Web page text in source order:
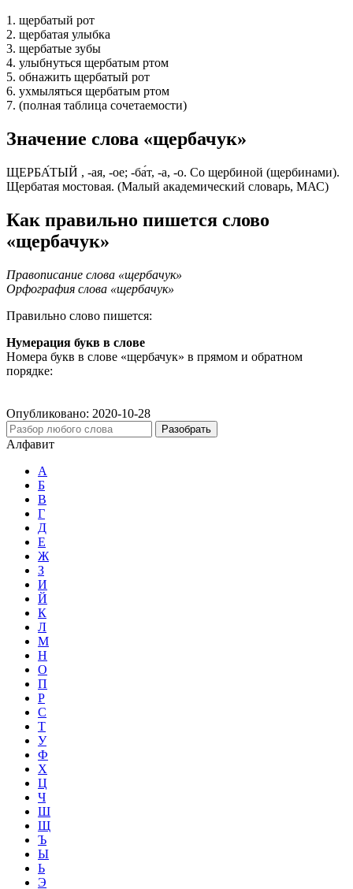
1. щербатый рот
2. щербатая улыбка
3. щербатые зубы
4. улыбнуться щербатым ртом
5. обнажить щербатый рот
6. ухмыляться щербатым ртом
7. (полная таблица сочетаемости)
Значение слова «щербачук»
ЩЕРБА́ТЫЙ , -ая, -ое; -ба́т, -а, -о. Со щербиной (щербинами).
Щербатая мостовая. (Малый академический словарь, МАС)
Как правильно пишется слово
«щербачук»
Правописание слова «щербачук»
Орфография слова «щербачук»
Правильно слово пишется:
Нумерация букв в слове
Номера букв в слове «щербачук» в прямом и обратном
порядке:
Опубликовано: 2020-10-28
Разобрать
Алфавит
А
Б
В
Г
Д
Е
Ж
З
И
Й
К
Л
М
Н
О
П
Р
С
Т
У
Ф
Х
Ц
Ч
Ш
Щ
Ъ
Ы
Ь
Э